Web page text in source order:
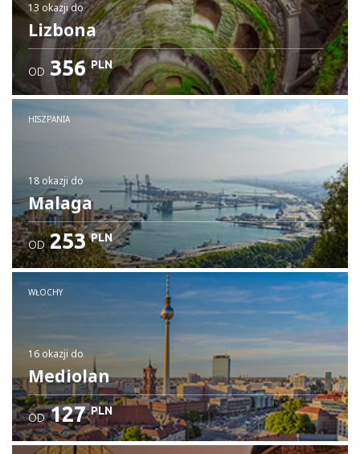
13 okazjido
Lizbona
OD 356 PLN
HISZPANIA
18 okazjido
Malaga
OD 253 PLN
WŁOCHY
16 okazji do
Mediolan
OD 127 PLN